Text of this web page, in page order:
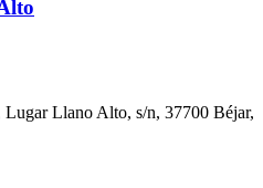
Llano Alto, s/n, 37700 Béjar,